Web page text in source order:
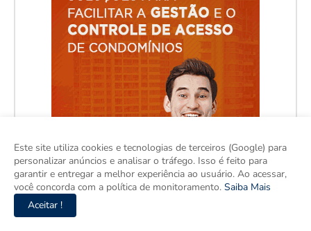
Este site utiliza cookies e tecnologias de terceiros (Google) para
personalizar anúncios e analisar o tráfego. Isso é feito para
garantir e entregar a melhor experiência ao usuário. Ao acessar,
você concorda com a política de monitoramento. Saiba Mais
Aceitar !